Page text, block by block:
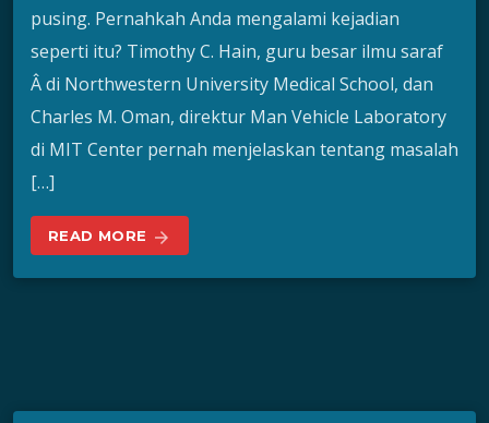
pusing. Pernahkah Anda mengalami kejadian
seperti itu? Timothy C. Hain, guru besar ilmu saraf
Â di Northwestern University Medical School, dan
Charles M. Oman, direktur Man Vehicle Laboratory
di MIT Center pernah menjelaskan tentang masalah
[…]
READ MORE arrow_forward